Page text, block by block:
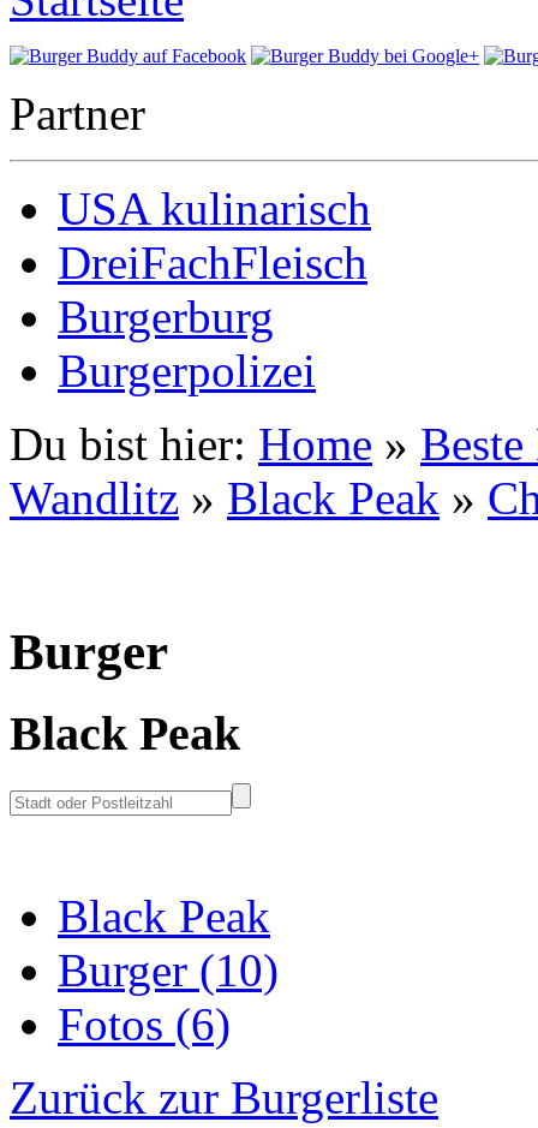
Partner
USA kulinarisch
DreiFachFleisch
Burgerburg
Burgerpolizei
Du bist hier: Home »
Wandlitz » Black Peak »
Burger
Black Peak
Black Peak
Burger (10)
Fotos (6)
Zurück zur Burgerliste